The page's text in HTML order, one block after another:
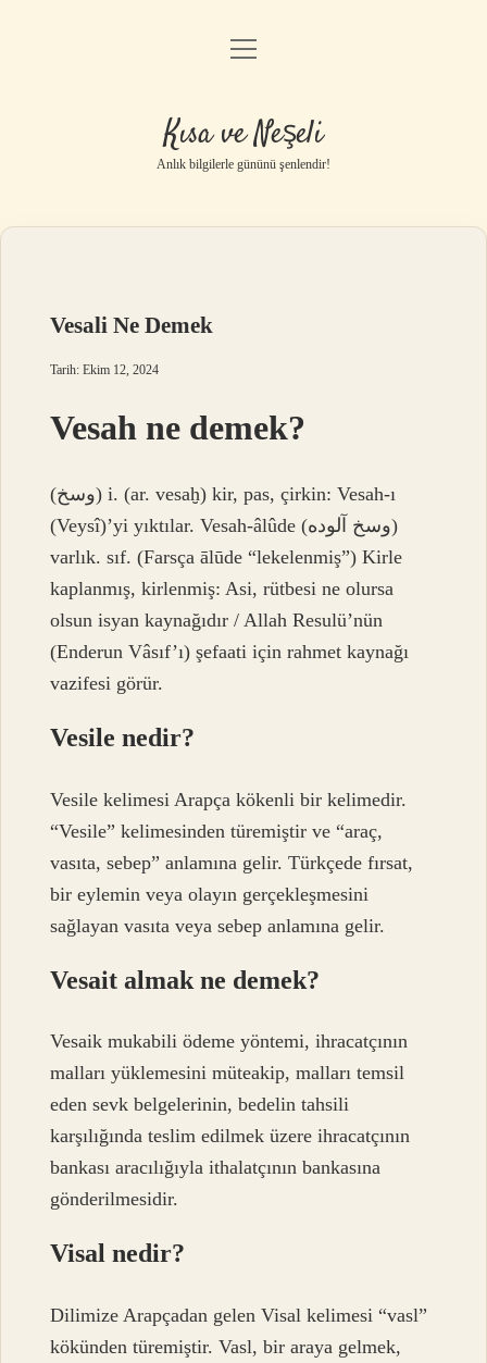
Anasayfa
Yasal Uyarı
menüyü
Kısa ve Neşeli
Anlık bilgilerle gününü şenlendir!
Vesali Ne Demek
Tarih: Ekim 12, 2024
Vesah ne demek?
(ﻭﺳﺦ) i. (ar. vesaḫ) kir, pas, çirkin: Vesah-ı
(Veysî)’yi yıktılar. Vesah-âlûde (ﻭﺳﺦ ﺁﻟﻮﺩﻩ)
varlık. sıf. (Farsça ālūde “lekelenmiş”) Kirle
kaplanmış, kirlenmiş: Asi, rütbesi ne olursa
olsun isyan kaynağıdır / Allah Resulü’nün
(Enderun Vâsıf’ı) şefaati için rahmet kaynağı
vazifesi görür.
Vesile nedir?
Vesile kelimesi Arapça kökenli bir kelimedir.
“Vesile” kelimesinden türemiştir ve “araç,
vasıta, sebep” anlamına gelir. Türkçede fırsat,
bir eylemin veya olayın gerçekleşmesini
sağlayan vasıta veya sebep anlamına gelir.
Vesait almak ne demek?
Vesaik mukabili ödeme yöntemi, ihracatçının
malları yüklemesini müteakip, malları temsil
eden sevk belgelerinin, bedelin tahsili
karşılığında teslim edilmek üzere ihracatçının
bankası aracılığıyla ithalatçının bankasına
gönderilmesidir.
Visal nedir?
Dilimize Arapçadan gelen Visal kelimesi “vasl”
kökünden türemiştir. Vasl, bir araya gelmek,